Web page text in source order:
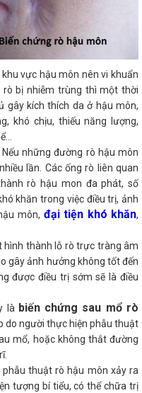
khu vực hậu môn nên vi khuẩn
bị nhiễm trùng thì một thời
gây kích thích da ở hậu môn,
khó chịu, thiếu năng lượng,
Nếu những đường rò hậu môn
lần. Các ống rò liên quan
rò hậu mon đa phát, số
khăn trong việc điều trị, ảnh
môn, đại tiện khó khăn,
thành lỗ rò trực tràng âm
gây ảnh hưởng không tốt đến
được điều trị sớm sẽ là điều
là biến chứng sau mổ rò
do người thực hiện phẫu thuật
mổ, hoặc không thắt đường
thuật rò hậu môn xảy ra
tượng bí tiểu, có thể chữa trị